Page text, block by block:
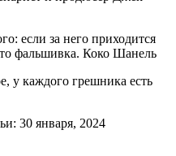
если за него приходится
фальшивка. Коко Шанель
у каждого грешника есть
30 января, 2024